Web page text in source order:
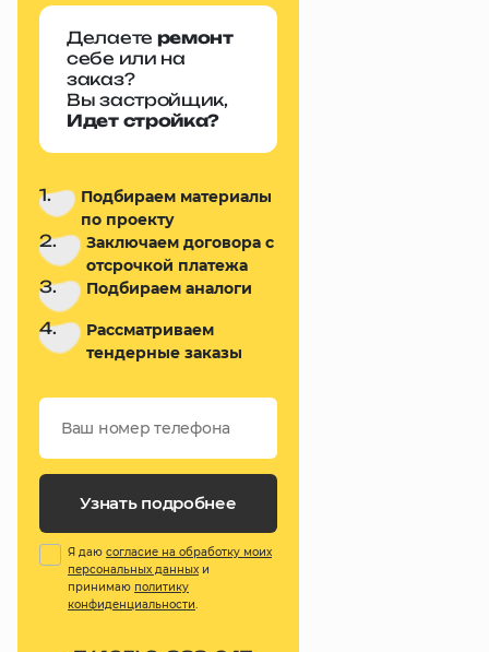
Делаете ремонт
себе или на
заказ?
Вы застройщик,
Идет стройка?
1.
Подбираем материалы
по проекту
2.
Заключаем договора с
отсрочкой платежа
3. Подбираем аналоги
4.
Рассматриваем
тендерные заказы
Узнать подробнее
Я даю согласие на обработку моих
персональных данных и
принимаю политику
конфиденциальности.